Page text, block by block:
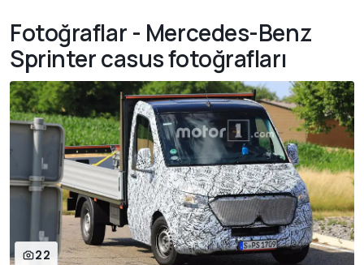
Fotoğraflar - Mercedes-Benz
Sprinter casus fotoğrafları
22